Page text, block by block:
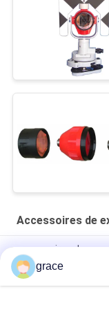
Accessoires de
accessoires de
Instrument
64mm
Accessoires de
grace